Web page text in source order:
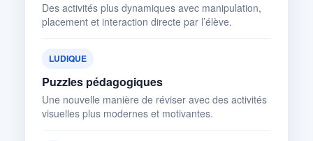
Des activités plus dynamiques avec manipulation,
placement et interaction directe par l’élève.
LUDIQUE
Puzzles pédagogiques
Une nouvelle manière de réviser avec des activités
visuelles plus modernes et motivantes.